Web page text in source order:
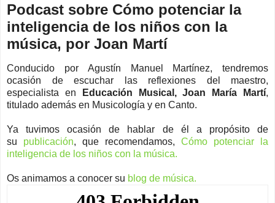
Podcast sobre Cómo potenciar la
inteligencia de los niños con la
música, por Joan Martí
Conducido por Agustín Manuel Martínez, tendremos
ocasión de escuchar las reflexiones del maestro,
especialista en
Educación Musical, Joan María Martí,
titulado además en Musicología y en Canto.
Ya tuvimos ocasión de hablar de él a propósito de
su publicación, que recomendamos, Cómo potenciar la
inteligencia de los niños con la música.
Os animamos a conocer su blog de música.